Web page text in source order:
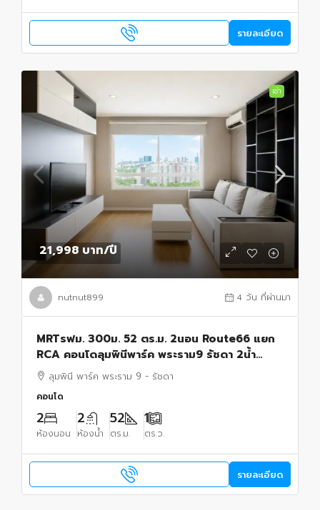
รายละเอียด
เช่า
21,998 บาท/ปี
nutnut899 4 วัน ที่ผ่านมา
MRTรฟม. 300ม. 52 ตร.ม. 2นอน Route66 แยก
RCA คอนโดลุมพินีพาร์ค พระราม9 รัชดา 2น้ำ
อาคาร A ชั้น 20 วิวทิศตะวันออก เฟอร์ฯ รพ.ปิยะ
เวท 500 ม.
ลุมพินี พาร์ค พระราม 9 - รัชดา
คอนโด
2
ห้องนอน
2
ห้องน้ำ
52
ตร.ม.
1
ตร.ว.
รายละเอียด